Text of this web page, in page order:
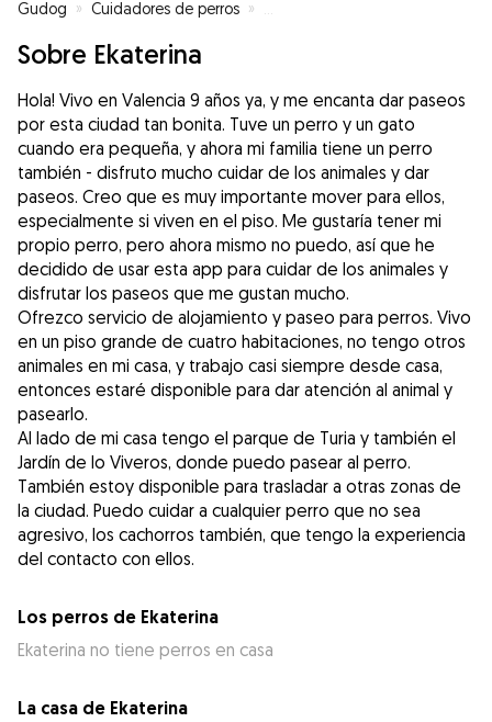
Gudog » Cuidadores de perros »
Sobre Ekaterina
Hola! Vivo en Valencia 9 años ya, y me encanta dar paseos
por esta ciudad tan bonita. Tuve un perro y un gato
cuando era pequeña, y ahora mi familia tiene un perro
también - disfruto mucho cuidar de los animales y dar
paseos. Creo que es muy importante mover para ellos,
especialmente si viven en el piso. Me gustaría tener mi
propio perro, pero ahora mismo no puedo, así que he
decidido de usar esta app para cuidar de los animales y
disfrutar los paseos que me gustan mucho.
Ofrezco servicio de alojamiento y paseo para perros. Vivo
en un piso grande de cuatro habitaciones, no tengo otros
animales en mi casa, y trabajo casi siempre desde casa,
entonces estaré disponible para dar atención al animal y
pasearlo.
Al lado de mi casa tengo el parque de Turia y también el
Jardín de lo Viveros, donde puedo pasear al perro.
También estoy disponible para trasladar a otras zonas de
la ciudad. Puedo cuidar a cualquier perro que no sea
agresivo, los cachorros también, que tengo la experiencia
del contacto con ellos.
Los perros de Ekaterina
Ekaterina no tiene perros en casa
La casa de Ekaterina